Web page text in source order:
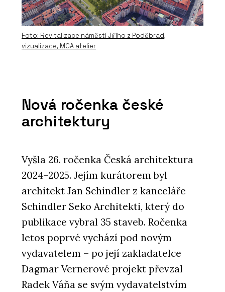
Foto: Revitalizace náměstí Jiřího z Poděbrad,
vizualizace, MCA atelier
Nová ročenka české
architektury
Vyšla 26. ročenka Česká architektura
2024–2025. Jejím kurátorem byl
architekt Jan Schindler z kanceláře
Schindler Seko Architekti, který do
publikace vybral 35 staveb. Ročenka
letos poprvé vychází pod novým
vydavatelem – po její zakladatelce
Dagmar Vernerové projekt převzal
Radek Váňa se svým vydavatelstvím